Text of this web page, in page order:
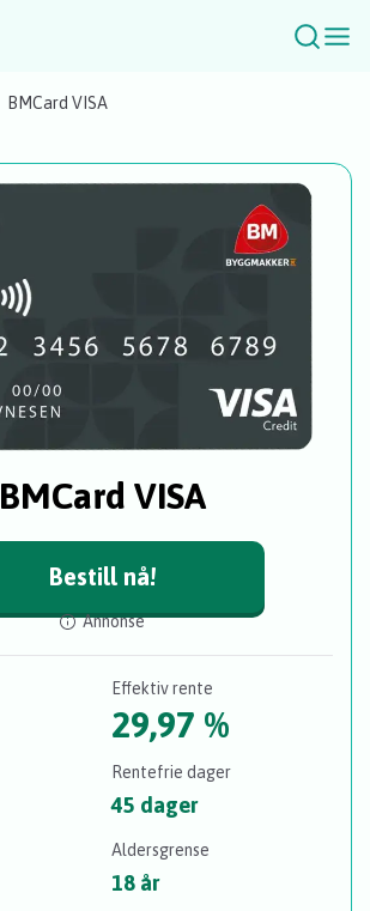
BMCard VISA
BMCard VISA
Bestill nå!
Annonse
Effektiv rente
29,97 %
Rentefrie dager
45 dager
Aldersgrense
18 år